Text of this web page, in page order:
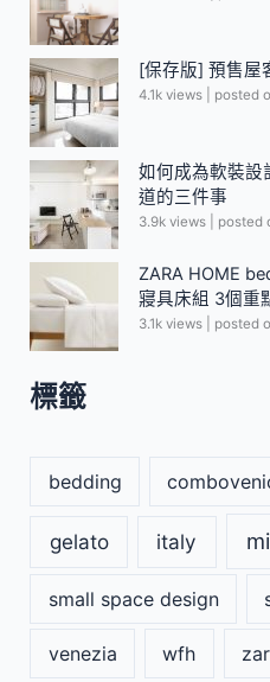
[保存版] 預售屋
4.1k views| posted
如何成為軟裝設
道的三件事
3.9k views| posted
ZARA HOME
寢具床組 3個重
3.1k views| posted
標籤
bedding
gelato italy
small space design
venezia wfh